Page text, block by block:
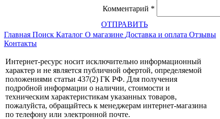
Комментарий *
ОТПРАВИТЬ
Главная Поиск Каталог О магазине Доставка и оплата Отзывы
Контакты
Интернет-ресурс носит исключительно информационный
характер и не является публичной офертой, определяемой
положениями статьи 437(2) ГК РФ. Для получения
подробной информации о наличии, стоимости и
техническим характеристикам указанных товаров,
пожалуйста, обращайтесь к менеджерам интернет-магазина
по телефону или электронной почте.